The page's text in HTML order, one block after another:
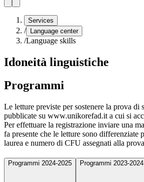
Services
/ Language center
/Language skills
Idoneità linguistiche
Programmi
Le letture previste per sostenere la prova di
pubblicate su www.unikorefad.it a cui si
Per effettuare la registrazione inviare una
fa presente che le letture sono differenziate
laurea e numero di CFU assegnati alla
Programmi 2024-2025 Programmi 2023-2024